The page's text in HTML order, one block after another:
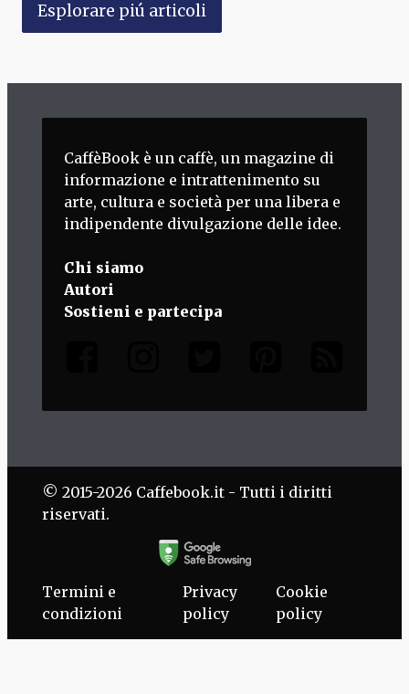
Esplorare piú articoli
CaffèBook è un caffè, un magazine di
informazione e intrattenimento su
arte, cultura e società per una libera e
indipendente divulgazione delle idee.
Chi siamo
Autori
Sostieni e partecipa
© 2015-2026 Caffebook.it - Tutti i diritti
riservati.
Termini e
condizioni
Privacy
policy
Cookie
policy